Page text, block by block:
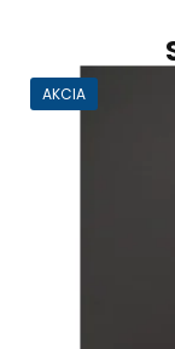
AKCIA